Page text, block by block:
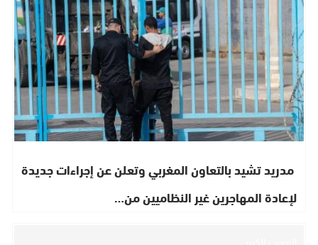
مدريد تشيد بالتعاون المغربي وتعلن عن إجراءات جديدة
لإعادة المهاجرين غير النظاميين من…